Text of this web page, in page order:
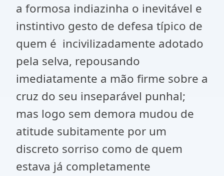
a formosa indiazinha o inevitável e
instintivo gesto de defesa típico de
quem é incivilizadamente adotado
pela selva, repousando
imediatamente a mão firme sobre a
cruz do seu inseparável punhal;
mas logo sem demora mudou de
atitude subitamente por um
discreto sorriso como de quem
estava já completamente